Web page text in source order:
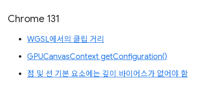
Chrome 131
WGSL에서의 클립 거리
GPUCanvasContext getConfiguration()
점 및 선 기본 요소에는 깊이 바이어스가 없어야 함